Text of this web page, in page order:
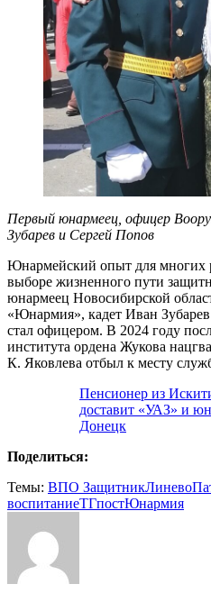
Первый юнармеец, офицер
Зубарев и Сергей Попов
Юнармейский опыт для многих
выборе жизненного пути
юнармеец Новосибирской
«Юнармия», кадет Иван
стал офицером. В 2024 году
института ордена Жукова
К. Яковлева отбыл к месту
Пенсионер из
доставит «УАЗ» и
Донецк
Поделиться:
Темы: ВПО ЗащитникЛинево
воспитаниеТГпостЮнармия